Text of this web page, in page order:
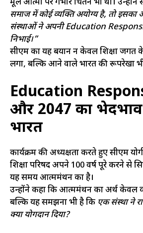
मूल आत्मा पर गंभीर चिंतन भी था।
समाज में कोई व्यक्ति अयोग्य है, तो इसका
संस्थाओं ने अपनी Education
निभाई।”
सीएम का यह बयान न केवल शिक्षा जगत
लगा, बल्कि आने वाले भारत की रूपरेखा
Education
और 2047 का
भारत
कार्यक्रम की अध्‍यक्षता करते हुए सीएम
शिक्षा परिषद अपने 100 वर्ष पूरे करने से
यह समय आत्ममंथन का है।
उन्होंने कहा कि आत्ममंथन का अर्थ केवल
बल्कि यह समझना भी है कि एक संस्था ने
क्या योगदान दिया?